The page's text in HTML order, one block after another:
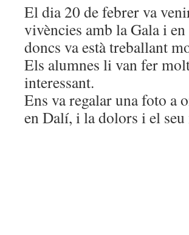
El dia 20 de febrer va
vivències amb la Gala i
doncs va està treballant
Els alumnes li van fer
interessant.
Ens va regalar una foto a
en Dalí, i la dolors i el